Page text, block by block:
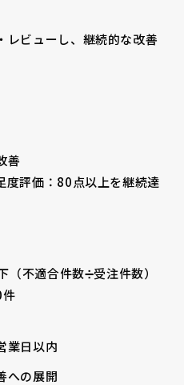
レビューし、継続的な改善
善
度評価：80点以上を継続達
不適合件数➗受注件数）
業日以内
への展開